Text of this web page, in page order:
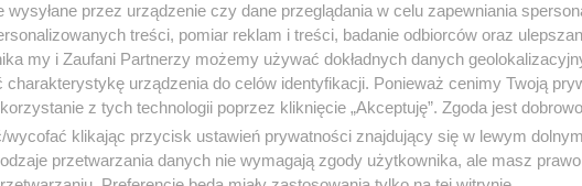
na blogu W interesie publicznym
wysyłane przez urządzenie czy dane przeglądania w celu zapewniania
treści, pomiar reklam i treści, badanie odbiorców oraz
my i Zaufani Partnerzy możemy używać dokładnych danych
charakterystykę urządzenia do celów identyfikacji. Ponieważ cenimy Twoją
z tych technologii poprzez kliknięcie „Akceptuję”. Zgoda jest
wycofać klikając przycisk ustawień prywatności znajdujący się w lewym
przetwarzania danych nie wymagają zgody użytkownika, ale masz